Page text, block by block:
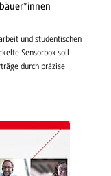
und studentischen
Sensorbox soll
durch präzise